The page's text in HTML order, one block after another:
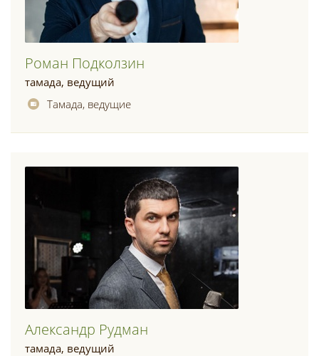
Роман Подколзин
тамада, ведущий
Тамада, ведущие
Александр Рудман
тамада, ведущий